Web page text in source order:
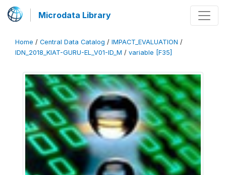
Microdata Library
Home / Central Data Catalog / IMPACT_EVALUATION /
IDN_2018_KIAT-GURU-EL_V01-ID_M / variable [F35]